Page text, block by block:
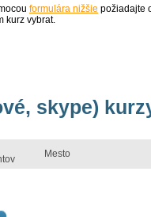
formulára nižšie požiadajte
kurz vybrat.
skype)
Mesto